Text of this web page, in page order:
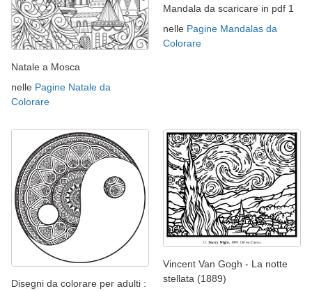
Natale a Mosca
nelle Pagine Natale da
Colorare
Mandala da scaricare in pdf 1
nelle Pagine Mandalas da
Colorare
Disegni da colorare per adulti :
Vincent Van Gogh - La notte
stellata (1889)